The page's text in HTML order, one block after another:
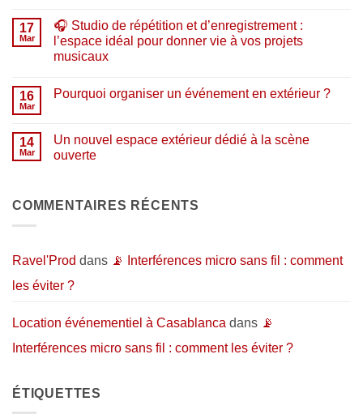
matériel
musical
pourquoi
nous
en
sur
🎉
Ouverture
Horizon
nouveau
lieu
et
au
public
17
Mar
🎧 Studio de répétition et d’enregistrement :
l’espace idéal pour donner vie à vos projets
musicaux
sur
répétition
et
d’enregistrement
pour
donner
musicaux
16
Mar
Pourquoi organiser un événement en extérieur ?
Pourquoi
organiser
un
?
14
Mar
Un nouvel espace extérieur dédié à la scène
ouverte
Un
nouvel
à
ouverte
COMMENTAIRES RÉCENTS
Ravel'Prod dans 📡 Interférences micro sans fil : comment
les éviter ?
Location événementiel à Casablanca dans 📡
Interférences micro sans fil : comment les éviter ?
ÉTIQUETTES